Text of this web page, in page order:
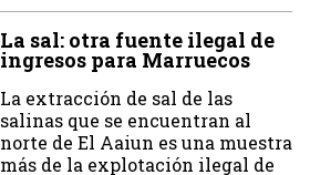
La sal: otra fuente ilegal de
ingresos para Marruecos
La extracción de sal de las
salinas que se encuentran al
norte de El Aaiun es una muestra
más de la explotación ilegal de